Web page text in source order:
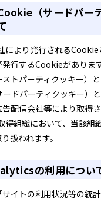
（サードパー
により発行されるCookie
発行するCookieがありま
トパーティクッキー）
ドパーティクッキー）と
配信会社等により取得
得組織において、当該組
扱われます。
の利用につい
イトの利用状況等の統